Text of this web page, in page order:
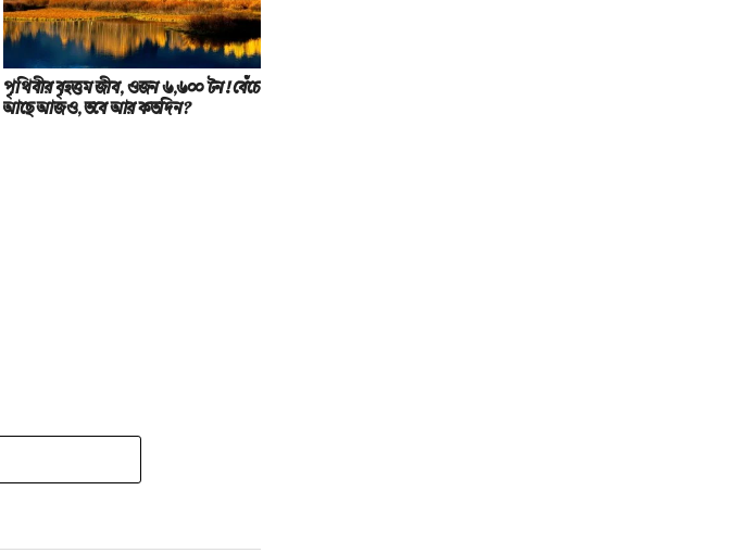
পৃথিবীর বৃহত্তম জীব, ওজন ৬,৬০০ টন! বেঁচে
আছে আজও, তবে আর কতদিন?